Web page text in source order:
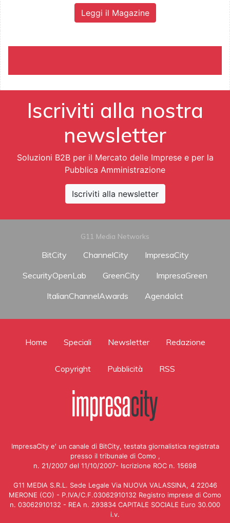
Leggi il Magazine
Iscriviti alla nostra
newsletter
Soluzioni B2B per il Mercato delle Imprese e per la
Pubblica Amministrazione
Iscriviti alla newsletter
G11 Media Networks
BitCity ChannelCity
ImpresaCity
SecurityOpenLab
GreenCity
ImpresaGreen
ItalianChannelAwards
AgendaIct
Home Speciali Newsletter Redazione
Copyright Pubblicità RSS
ImpresaCity e' un canale di BitCity, testata giornalistica registrata
presso il tribunale di Como ,
n. 21/2007 del 11/10/2007- Iscrizione ROC n. 15698
G11 MEDIA S.R.L. Sede Legale Via NUOVA VALASSINA, 4 22046
MERONE (CO) - P.IVA/C.F.03062910132 Registro imprese di Como
n. 03062910132 - REA n. 293834 CAPITALE SOCIALE Euro 30.000
i.v.